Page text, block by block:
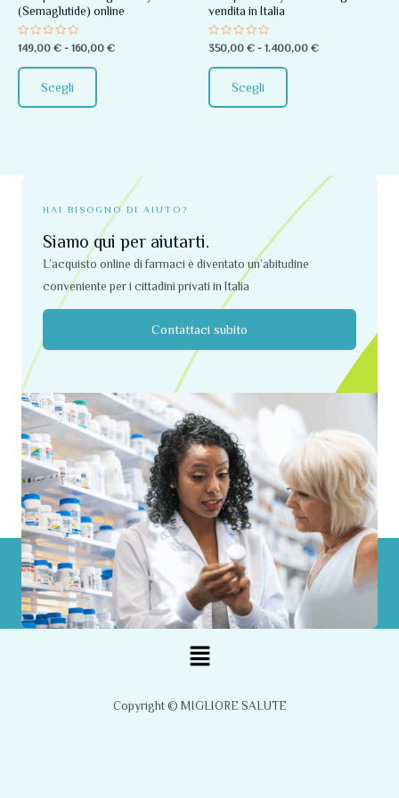
(Semaglutide) online
Valutato
0
su
5
149,00 € - 160,00 €
Scegli
essere
scelte
del
vendita in Italia
Valutato
0
su
5
350,00 € - 1.400,00 €
Scegli
scelte
del
HAI BISOGNO DI AIUTO?
Siamo qui per aiutarti.
L’acquisto online di farmaci è diventato un’abitudine
conveniente per i cittadini privati ​​in Italia
Contattaci subito
Menu
Copyright © MIGLIORE SALUTE